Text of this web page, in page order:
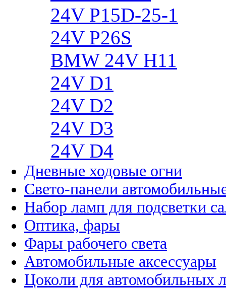
24V P15D-25-1
24V P26S
BMW 24V H11
24V D1
24V D2
24V D3
24V D4
Дневные ходовые огни
Свето-панели
Набор ламп для подсветки
Оптика, фары
Фары рабочего света
Автомобильные аксессуары
Цоколи для автомобильных